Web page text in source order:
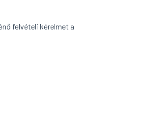
felvételi kérelmet a